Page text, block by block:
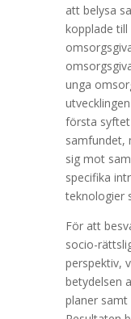
att belysa
kopplade
unga
första
samfundet,
sig mot
specifika
teknologier
För att
socio-
perspektiv,
betydelsen
planer samt